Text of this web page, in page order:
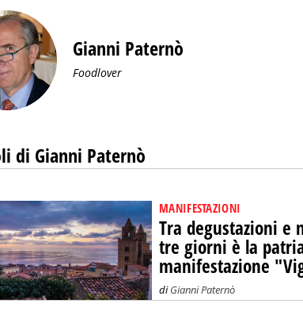
Gianni Paternò
Foodlover
di Gianni Paternò
MANIFESTAZIONI
Tra degustazioni e
tre giorni è la
manifestazione
diGianni Paternò